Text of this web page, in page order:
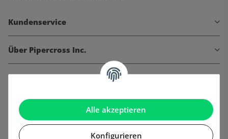
Alle akzeptieren
Konfigurieren
Kundenservice
Über Pipercross Inc.
Informationen
Gesetzliche Informationen